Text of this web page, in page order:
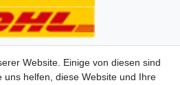
Website. Einige von diesen sind
uns helfen, diese Website und Ihre